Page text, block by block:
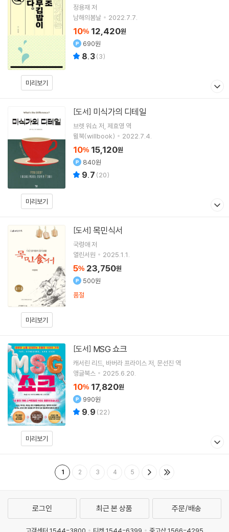
미리보기
정용재 저
남해의봄날
2022.7.7.
10% 12,420원
690원
8.3(3)
미리보기
[도서] 미식가의 디테일
브렛 워쇼저 제효영 역
윌북(willbook)
2022.7.4.
10% 15,120원
840원
9.7 (20)
미리보기
[도서] 목민식서
국령애저
열린서원
2025.1.1.
5% 23,750원
500원
품절
미리보기
[도서] MSG 쇼크
캐서린 리드 바버라 프라이스 저 문선진 역
앵글북스
2025.6.20.
10% 17,820원
990원
9.9 (22)
1 2 3 4 5
로그인 최근 본 상품 주문/배송
고객센터 1544-3800 티켓 1544-6399 중고샵 1566-4295